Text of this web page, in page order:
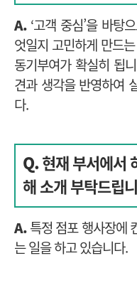
A. ‘고객 중심’을 바탕
엇일지 고민하게 만드
동기부여가 확실히 됩
견과 생각을 반영하여
다.
Q. 현재 부서에서
해 소개 부탁드립
A. 특정 점포 행사장에
는 일을 하고 있습니다.